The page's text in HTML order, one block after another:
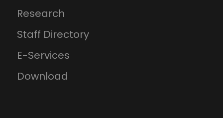
Research
Staff Directory
E-Services
Download